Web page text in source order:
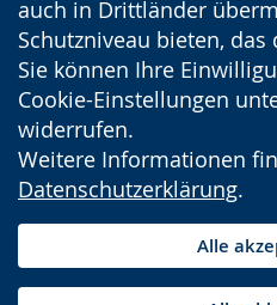
auch in Drittländer
Schutzniveau bieten, das
Sie können Ihre
Cookie-Einstellungen
widerrufen.
Weitere Informationen
Datenschutzerklärung.
Alle